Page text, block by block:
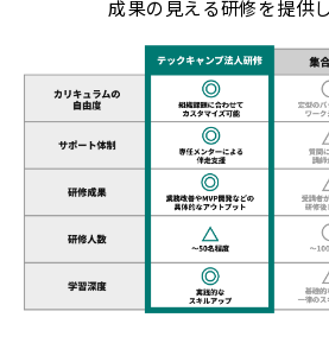
成果の見える研修を提供